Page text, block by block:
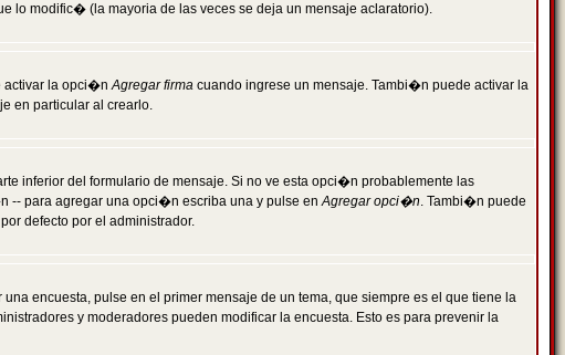
lo modific� (la mayoria de las veces se deja un mensaje aclaratorio).
activar la opci�nAgregar firma cuando ingrese un mensaje. Tambi�n puede activar la
en particular al crearlo.
inferior del formulario de mensaje. Si no ve esta opci�n probablemente las
-- para agregar una opci�n escriba una y pulse enAgregar opci�n. Tambi�n puede
defecto por el administrador.
encuesta, pulse en el primer mensaje de un tema, que siempre es el que tiene la
y moderadores pueden modificar la encuesta. Esto es para prevenir la